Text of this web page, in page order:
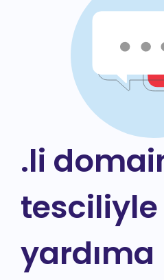
.li
yardıma